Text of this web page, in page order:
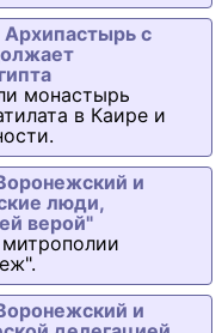
с
монастырь
в Каире и
и
люди,
верой"
и